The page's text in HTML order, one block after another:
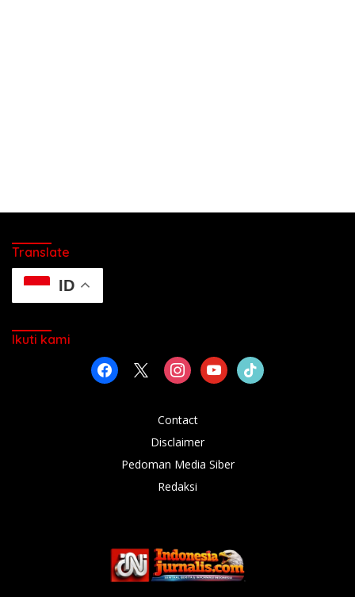
Translate
ID
Ikuti kami
facebook instagramyoutubetiktok
Contact
Disclaimer
Pedoman Media Siber
Redaksi